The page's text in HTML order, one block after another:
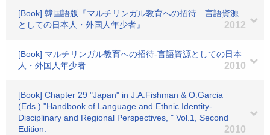
[Book] 韓国語版『マルチリンガル教育への招待―言語資源
としての日本人・外国人年少者』
2012
[Book] マルチリンガル教育への招待-言語資源としての日本
人・外国人年少者
2010
[Book] Chapter 29 "Japan" in J.A.Fishman & O.Garcia
(Eds.) "Handbook of Language and Ethnic Identity-
Disciplinary and Regional Perspectives, " Vol.1, Second
Edition.
2010